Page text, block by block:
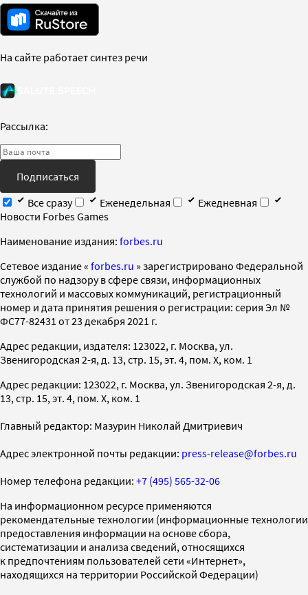
На сайте работает синтез речи
Рассылка:
Подписаться
Все сразу
Еженедельная
Ежедневная
Новости Forbes Games
Наименование издания: forbes.ru
Cетевое издание « forbes.ru » зарегистрировано Федеральной
службой по надзору в сфере связи, информационных
технологий и массовых коммуникаций, регистрационный
номер и дата принятия решения о регистрации: серия Эл №
ФС77-82431 от 23 декабря 2021 г.
Адрес редакции, издателя: 123022, г. Москва, ул.
Звенигородская 2-я, д. 13, стр. 15, эт. 4, пом. X, ком. 1
Адрес редакции: 123022, г. Москва, ул. Звенигородская 2-я, д.
13, стр. 15, эт. 4, пом. X, ком. 1
Главный редактор: Мазурин Николай Дмитриевич
Адрес электронной почты редакции: press-release@forbes.ru
Номер телефона редакции: +7 (495) 565-32-06
На информационном ресурсе применяются
рекомендательные технологии (информационные технологии
предоставления информации на основе сбора,
систематизации и анализа сведений, относящихся
к предпочтениям пользователей сети «Интернет»,
находящихся на территории Российской Федерации)